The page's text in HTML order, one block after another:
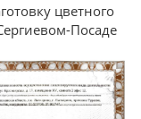
цветного
Посаде